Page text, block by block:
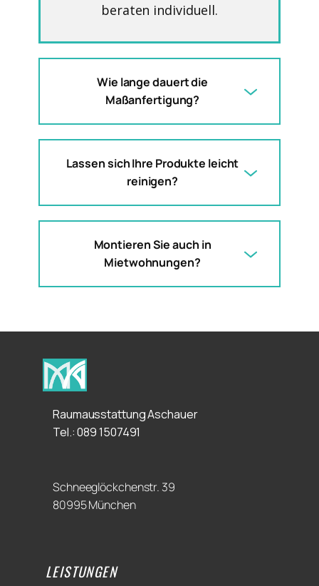
beraten individuell.
Wie lange dauert die
Maßanfertigung?
Lassen sich Ihre Produkte leicht
reinigen?
Montieren Sie auch in
Mietwohnungen?
Raumausstattung Aschauer
Tel.: ​089 1507491
Schneeglöckchenstr. 39
80995 München
LEISTUNGEN